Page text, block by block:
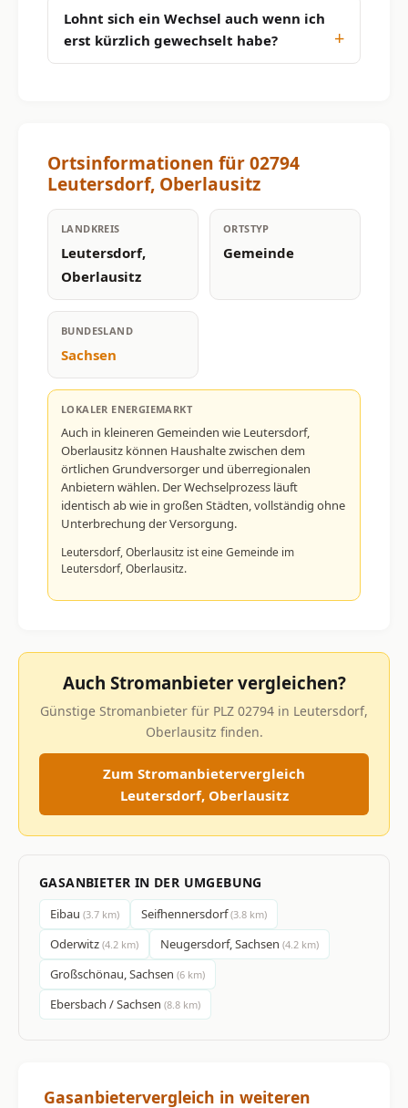
Lohnt sich ein Wechsel auch wenn ich
erst kürzlich gewechselt habe?
Ortsinformationen für 02794
Leutersdorf, Oberlausitz
LANDKREIS
Leutersdorf,
Oberlausitz
ORTSTYP
Gemeinde
BUNDESLAND
Sachsen
LOKALER ENERGIEMARKT
Auch in kleineren Gemeinden wie Leutersdorf,
Oberlausitz können Haushalte zwischen dem
örtlichen Grundversorger und überregionalen
Anbietern wählen. Der Wechselprozess läuft
identisch ab wie in großen Städten, vollständig ohne
Unterbrechung der Versorgung.
Leutersdorf, Oberlausitz ist eine Gemeinde im
Leutersdorf, Oberlausitz.
Auch Stromanbieter vergleichen?
Günstige Stromanbieter für PLZ 02794 in Leutersdorf,
Oberlausitz finden.
Zum Stromanbietervergleich
Leutersdorf, Oberlausitz
GASANBIETER IN DER UMGEBUNG
Eibau (3.7 km) Seifhennersdorf(3.8 km)
Oderwitz (4.2 km) Neugersdorf, Sachsen (4.2 km)
Großschönau, Sachsen (6 km)
Ebersbach / Sachsen (8.8 km)
Gasanbietervergleich in weiteren